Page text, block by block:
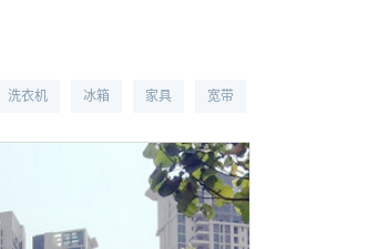
洗衣机 冰箱 家具 宽带